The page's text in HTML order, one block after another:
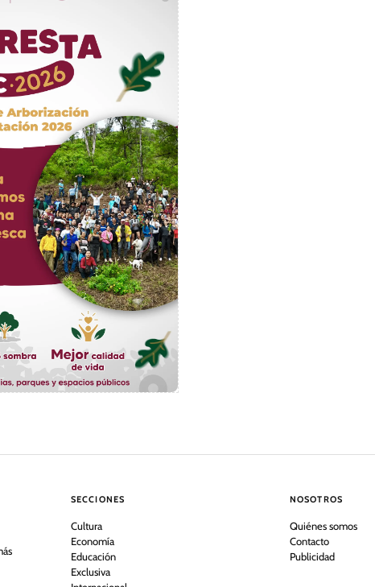
SECCIONES
Cultura
Economía
Educación
Exclusiva
NOSOTROS
Quiénes somos
Contacto
Publicidad